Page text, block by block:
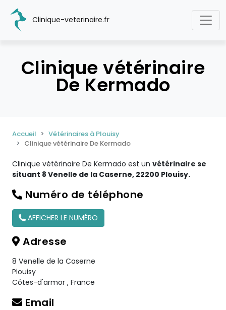
Clinique-veterinaire.fr
Clinique vétérinaire
De Kermado
Accueil
Vétérinaires à Plouisy
Clinique vétérinaire De Kermado
Clinique vétérinaire De Kermado est un vétérinaire se
situant 8 Venelle de la Caserne, 22200 Plouisy.
Numéro de téléphone
AFFICHER LE NUMÉRO
Adresse
8 Venelle de la Caserne
Plouisy
Côtes-d'armor , France
Email